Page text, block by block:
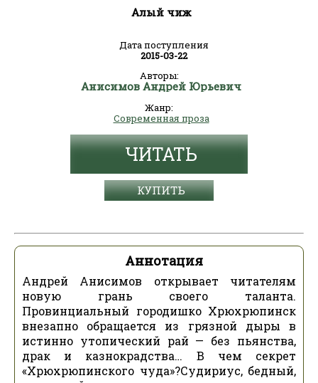
Алый чиж
Дата поступления
2015-03-22
Авторы:
Анисимов Андрей Юрьевич
Жанр:
Современная проза
ЧИТАТЬ
КУПИТЬ
Аннотация
Андрей Анисимов открывает читателям
новую грань своего таланта.
Провинциальный городишко Хрюхрюпинск
внезапно обращается из грязной дыры в
истинно утопический рай — без пьянства,
драк и казнокрадства… В чем секрет
«Хрюхрюпинского чуда»?Судириус, бедный,